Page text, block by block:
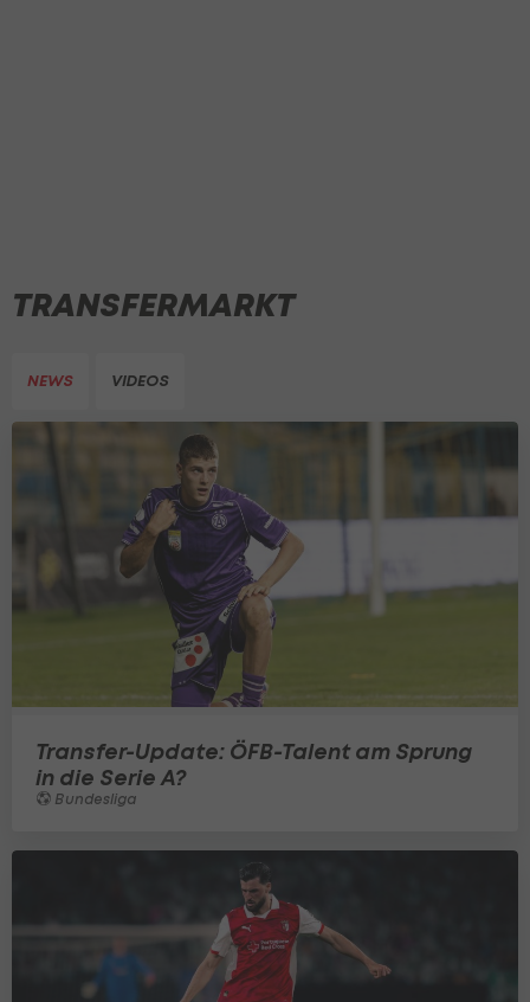
TRANSFERMARKT
NEWS VIDEOS
Transfer-Update: ÖFB-Talent am Sprung
in die Serie A?
Bundesliga